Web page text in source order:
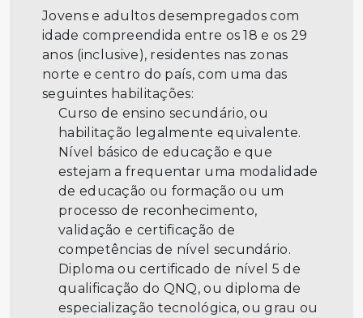
Jovens e adultos desempregados com
idade compreendida entre os 18 e os 29
anos (inclusive), residentes nas zonas
norte e centro do país, com uma das
seguintes habilitações:
Curso de ensino secundário, ou
habilitação legalmente equivalente.
Nível básico de educação e que
estejam a frequentar uma modalidade
de educação ou formação ou um
processo de reconhecimento,
validação e certificação de
competências de nível secundário.
Diploma ou certificado de nível 5 de
qualificação do QNQ, ou diploma de
especialização tecnológica, ou grau ou